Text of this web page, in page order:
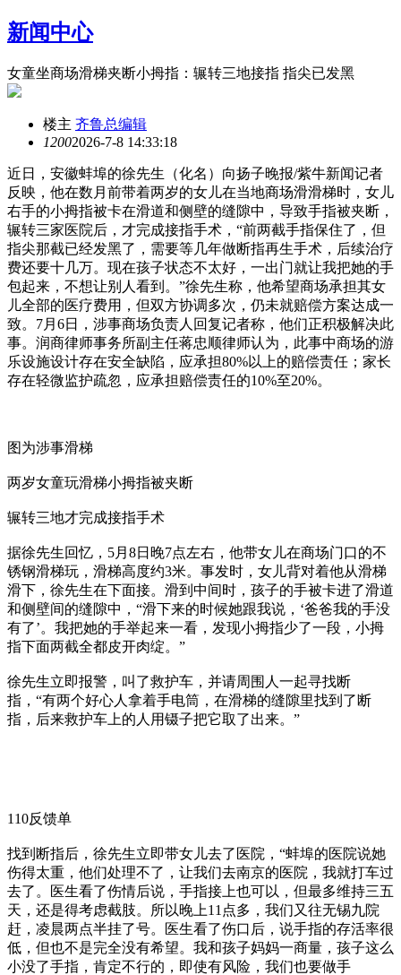
新闻中心
女童坐商场滑梯夹断小拇指：辗转三地接指 指尖已发黑
楼主 齐鲁总编辑
12002026-7-8 14:33:18
近日，安徽蚌埠的徐先生（化名）向扬子晚报/紫牛新闻记者
反映，他在数月前带着两岁的女儿在当地商场滑滑梯时，女儿
右手的小拇指被卡在滑道和侧壁的缝隙中，导致手指被夹断，
辗转三家医院后，才完成接指手术，“前两截手指保住了，但
指尖那截已经发黑了，需要等几年做断指再生手术，后续治疗
费还要十几万。现在孩子状态不太好，一出门就让我把她的手
包起来，不想让别人看到。”徐先生称，他希望商场承担其女
儿全部的医疗费用，但双方协调多次，仍未就赔偿方案达成一
致。7月6日，涉事商场负责人回复记者称，他们正积极解决此
事。润商律师事务所副主任蒋忠顺律师认为，此事中商场的游
乐设施设计存在安全缺陷，应承担80%以上的赔偿责任；家长
存在轻微监护疏忽，应承担赔偿责任的10%至20%。
图为涉事滑梯
两岁女童玩滑梯小拇指被夹断
辗转三地才完成接指手术
据徐先生回忆，5月8日晚7点左右，他带女儿在商场门口的不
锈钢滑梯玩，滑梯高度约3米。事发时，女儿背对着他从滑梯
滑下，徐先生在下面接。滑到中间时，孩子的手被卡进了滑道
和侧壁间的缝隙中，“滑下来的时候她跟我说，‘爸爸我的手没
有了’。我把她的手举起来一看，发现小拇指少了一段，小拇
指下面两截全都皮开肉绽。”
徐先生立即报警，叫了救护车，并请周围人一起寻找断
指，“有两个好心人拿着手电筒，在滑梯的缝隙里找到了断
指，后来救护车上的人用镊子把它取了出来。”
110反馈单
找到断指后，徐先生立即带女儿去了医院，“蚌埠的医院说她
伤得太重，他们处理不了，让我们去南京的医院，我就打车过
去了。医生看了伤情后说，手指接上也可以，但最多维持三五
天，还是得考虑截肢。所以晚上11点多，我们又往无锡九院
赶，凌晨两点半挂了号。医生看了伤口后，说手指的存活率很
低，但也不是完全没有希望。我和孩子妈妈一商量，孩子这么
小没了手指，肯定不行的，即使有风险，我们也要做手